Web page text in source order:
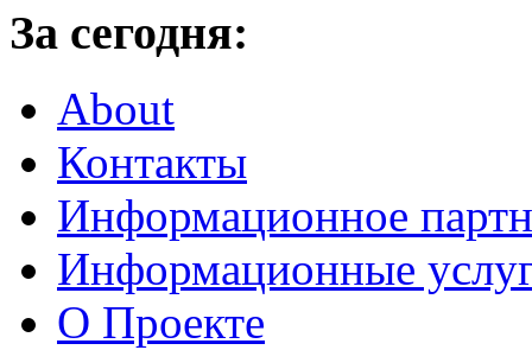
За сегодня:
About
Контакты
Информационное
Информационные
О Проекте